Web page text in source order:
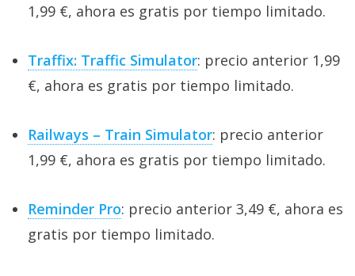
1,99 €, ahora es gratis por tiempo limitado.
Traffix: Traffic Simulator: precio anterior 1,99
€, ahora es gratis por tiempo limitado.
Railways – Train Simulator: precio anterior
1,99 €, ahora es gratis por tiempo limitado.
Reminder Pro: precio anterior 3,49 €, ahora es
gratis por tiempo limitado.